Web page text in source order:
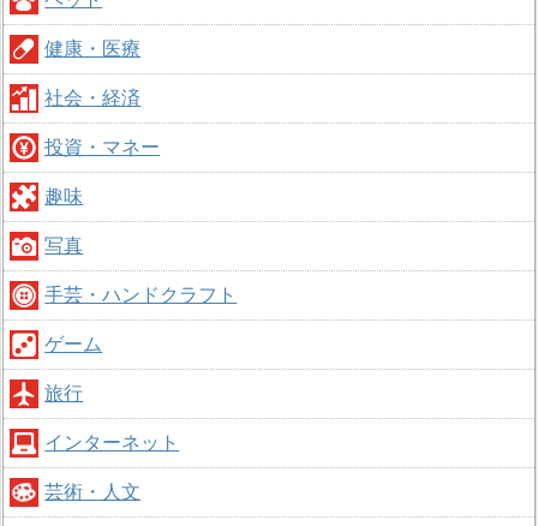
健康・医療
社会・経済
投資・マネー
趣味
写真
手芸・ハンドクラフト
ゲーム
旅行
インターネット
芸術・人文